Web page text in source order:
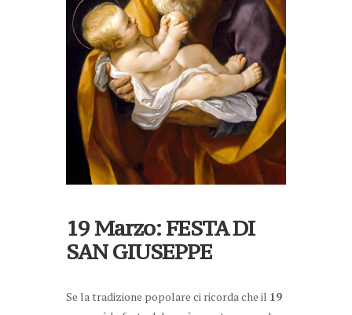
19 Marzo: FESTA DI
SAN GIUSEPPE
Se la tradizione popolare ci ricorda che il 19